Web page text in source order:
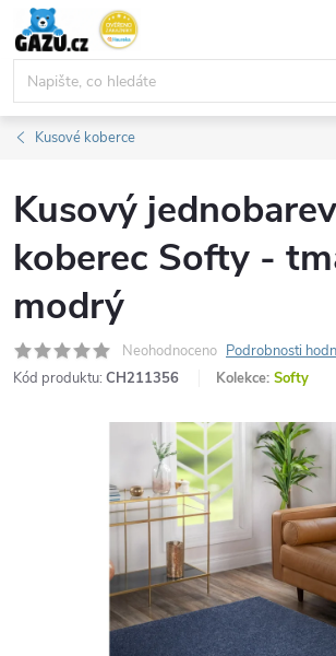
Přejít
obsah
Kusové koberce
Kusový
koberec Softy -
modrý
Neohodnoceno Podrobnosti
Kód produktu: CH211356 Kolekce: Softy